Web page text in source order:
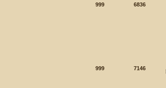
999 6836
999 7146